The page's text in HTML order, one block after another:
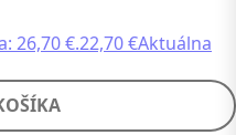
26,70 €.22,70€Aktuálna